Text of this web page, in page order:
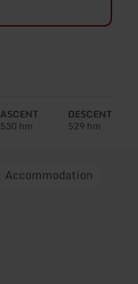
ASCENT
530 hm
DESCENT
529 hm
Accommodation